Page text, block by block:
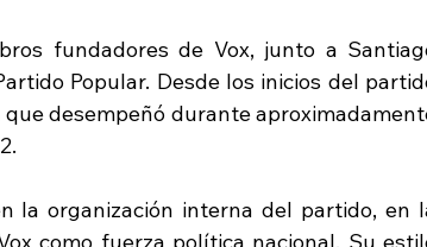
fundadores de Vox, junto a
Popular. Desde los inicios del
desempeñó durante
la organización interna del partido, en